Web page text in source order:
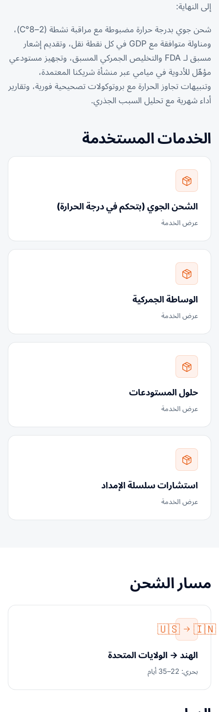
إلى النهاية:
شحن جوي بدرجة حرارة مضبوطة مع مراقبة نشطة (2–8°C)،
ومناولة متوافقة مع GDP في كل نقطة نقل، وتقديم إشعار
مسبق لـ FDA والتخليص الجمركي المسبق، وتجهيز مستودعي
مؤهّل للأدوية في ميامي عبر منشأة شريكنا المعتمدة،
وتنبيهات تجاوز الحرارة مع بروتوكولات تصحيحية فورية، وتقارير
أداء شهرية مع تحليل السبب الجذري.
الخدمات المستخدمة
الشحن الجوي (بتحكم في درجة الحرارة)
عرض الخدمة
الوساطة الجمركية
عرض الخدمة
حلول المستودعات
عرض الخدمة
استشارات سلسلة الإمداد
عرض الخدمة
مسار الشحن
🇮🇳
🇺🇸
الهند → الولايات المتحدة
بحري: 22–35 أيام